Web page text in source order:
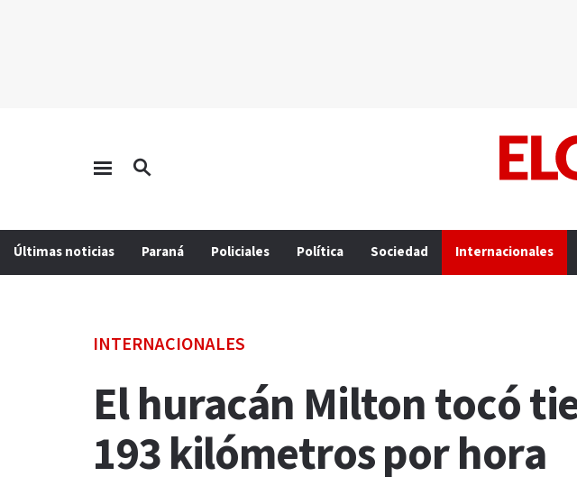
Últimas noticias Paraná Policiales Política Sociedad Internacionales
INTERNACIONALES
El huracán Milton tocó
193 kilómetros por hora